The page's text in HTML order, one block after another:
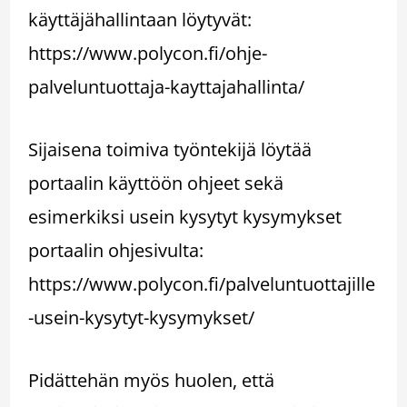
käyttäjähallintaan löytyvät:
https://www.polycon.fi/ohje-
palveluntuottaja-kayttajahallinta/
Sijaisena toimiva työntekijä löytää
portaalin käyttöön ohjeet sekä
esimerkiksi usein kysytyt kysymykset
portaalin ohjesivulta:
https://www.polycon.fi/palveluntuottajille
-usein-kysytyt-kysymykset/
Pidättehän myös huolen, että